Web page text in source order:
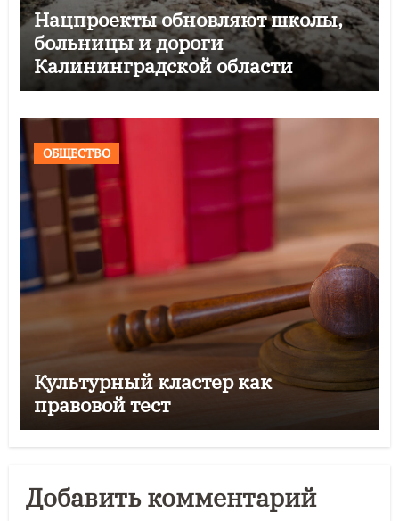
Нацпроекты обновляют школы,
больницы и дороги
Калининградской области
ОБЩЕСТВО
Культурный кластер как
правовой тест
Добавить комментарий